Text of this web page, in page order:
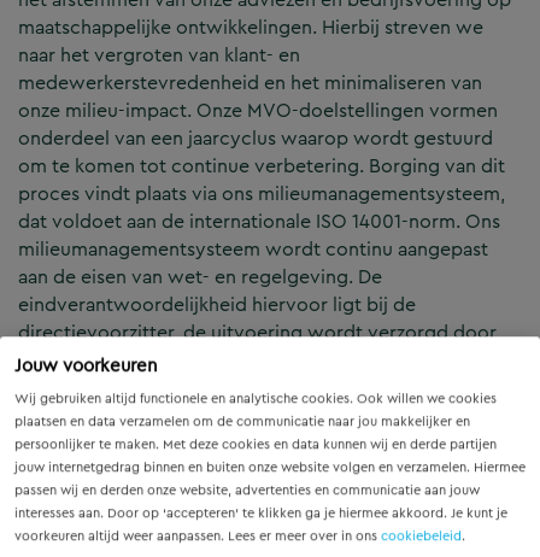
Jouw voorkeuren
Wij gebruiken altijd functionele en analytische cookies. Ook willen we cookies
plaatsen en data verzamelen om de communicatie naar jou makkelijker en
persoonlijker te maken. Met deze cookies en data kunnen wij en derde partijen
jouw internetgedrag binnen en buiten onze website volgen en verzamelen. Hiermee
passen wij en derden onze website, advertenties en communicatie aan jouw
interesses aan. Door op ‘accepteren’ te klikken ga je hiermee akkoord. Je kunt je
voorkeuren altijd weer aanpassen. Lees er meer over in ons cookiebeleid.
maatschappelijke ontwikkelingen. Hierbij streven we
naar het vergroten van klant- en
medewerkerstevredenheid en het minimaliseren van
onze milieu-impact. Onze MVO-doelstellingen vormen
onderdeel van een jaarcyclus waarop wordt gestuurd
om te komen tot continue verbetering. Borging van dit
proces vindt plaats via ons milieumanagementsysteem,
dat voldoet aan de internationale ISO 14001-norm. Ons
milieumanagementsysteem wordt continu aangepast
aan de eisen van wet- en regelgeving. De
eindverantwoordelijkheid hiervoor ligt bij de
directievoorzitter, de uitvoering wordt verzorgd door
de milieucoördinator.
Onze grootste impact ligt bij onze projecten. We hebben
ons daarom als doel gesteld om te komen tot een
aantoonbaar duurzame werkwijze in al onze projecten in
2020. In het nastreven van onze milieu- en
duurzaamheidsambities maken we gebruik van de